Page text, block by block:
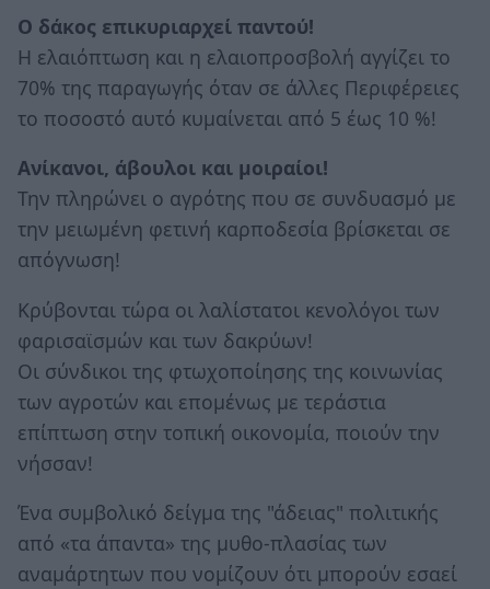
Ο δάκος επικυριαρχεί παντού!
Η ελαιόπτωση και η ελαιοπροσβολή αγγίζει το
70% της παραγωγής όταν σε άλλες Περιφέρειες
το ποσοστό αυτό κυμαίνεται από 5 έως 10 %!
Ανίκανοι, άβουλοι και μοιραίοι!
Την πληρώνει ο αγρότης που σε συνδυασμό με
την μειωμένη φετινή καρποδεσία βρίσκεται σε
απόγνωση!
Kρύβονται τώρα οι λαλίστατοι κενολόγοι των
φαρισαϊσμών και των δακρύων!
Οι σύνδικοι της φτωχοποίησης της κοινωνίας
των αγροτών και επομένως με τεράστια
επίπτωση στην τοπική οικονομία, ποιούν την
νήσσαν!
Ένα συμβολικό δείγμα της "άδειας" πολιτικής
από «τα άπαντα» της μυθο-πλασίας των
αναμάρτητων που νομίζουν ότι μπορούν εσαεί